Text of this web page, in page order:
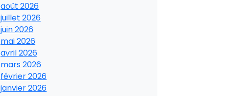
août 2026
juillet 2026
juin 2026
mai 2026
avril 2026
mars 2026
février 2026
janvier 2026